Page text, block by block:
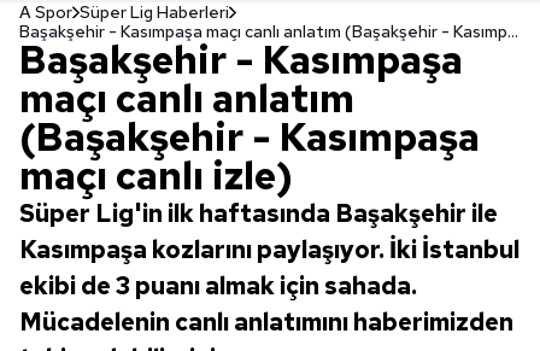
A Spor Süper Lig Haberleri
Başakşehir - Kasımpaşa maçı canlı anlatım (Başakşehir - Kasımpaşa maçı canlı izle)
Başakşehir - Kasımpaşa
maçı canlı anlatım
(Başakşehir - Kasımpaşa
maçı canlı izle)
Süper Lig'in ilk haftasında Başakşehir ile
Kasımpaşa kozlarını paylaşıyor. İki İstanbul
ekibi de 3 puanı almak için sahada.
Mücadelenin canlı anlatımını haberimizden